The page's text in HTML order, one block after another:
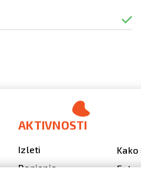
AKTIVNOSTI
Izleti
Ronjenje
Kako